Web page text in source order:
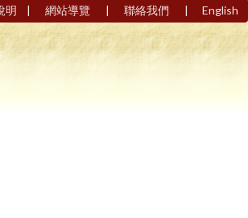
明 | 網站導覽 | 聯絡我們 | English